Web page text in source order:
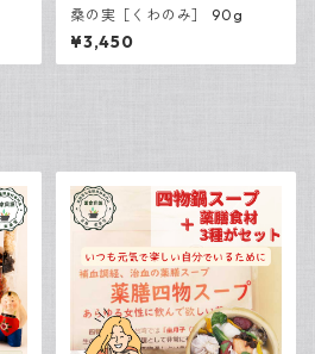
桑の実［くわのみ］ 90g
¥3,450